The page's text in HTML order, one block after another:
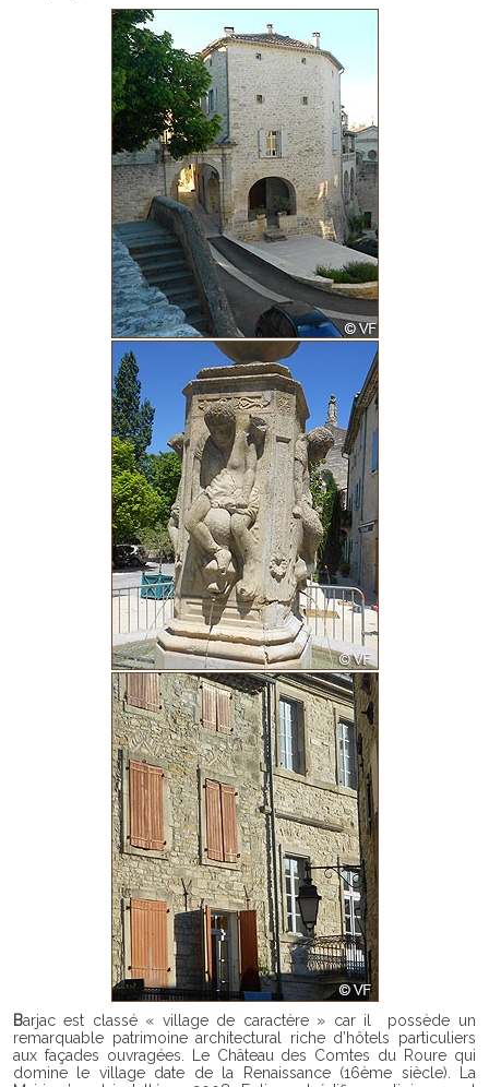
Barjac est classé « village de caractère » car il possède un
remarquable patrimoine architectural riche d’hôtels particuliers
aux façades ouvragées. Le Château des Comtes du Roure qui
domine le village date de la Renaissance (16ème siècle). La